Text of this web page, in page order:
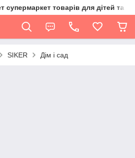
товарів для дітей та їх
SIKER Дім і сад